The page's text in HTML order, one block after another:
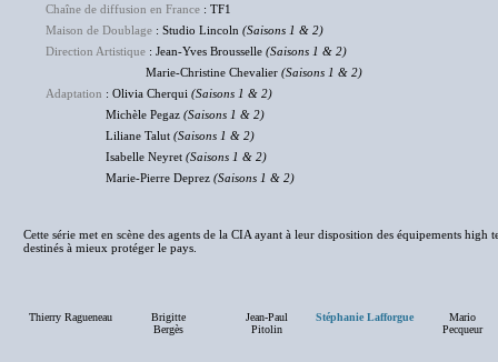
Chaîne de diffusion en France : TF1
Maison de Doublage : Studio Lincoln (Saisons 1 & 2)
Direction Artistique : Jean-Yves Brousselle (Saisons 1 & 2)
Marie-Christine Chevalier (Saisons 1 & 2)
Adaptation : Olivia Cherqui (Saisons 1 & 2)
Michèle Pegaz (Saisons 1 & 2)
Liliane Talut (Saisons 1 & 2)
Isabelle Neyret (Saisons 1 & 2)
Marie-Pierre Deprez (Saisons 1 & 2)
Cette série met en scène des agents de la CIA ayant à leur disposition des équipements high
destinés à mieux protéger le pays.
Thierry Ragueneau
Brigitte
Bergès
Jean-Paul
Pitolin
Stéphanie Lafforgue
Mario
Pecqueur